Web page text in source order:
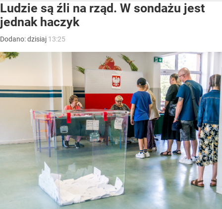
Ludzie są źli na rząd. W sondażu jest
jednak haczyk
Dodano:dzisiaj 13:25